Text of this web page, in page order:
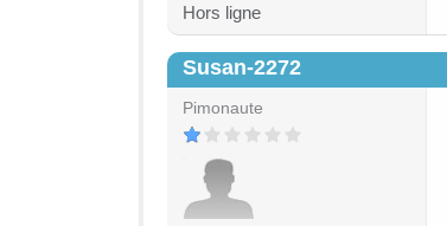
Hors ligne
Susan-2272
Pimonaute